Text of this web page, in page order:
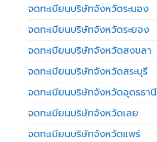
จดทะเบียนบริษัทจังหวัดระนอง
จดทะเบียนบริษัทจังหวัดระยอง
จดทะเบียนบริษัทจังหวัดสงขลา
จดทะเบียนบริษัทจังหวัดสระบุรี
จดทะเบียนบริษัทจังหวัดอุดรธานี
จดทะเบียนบริษัทจังหวัดเลย
จดทะเบียนบริษัทจังหวัดแพร่